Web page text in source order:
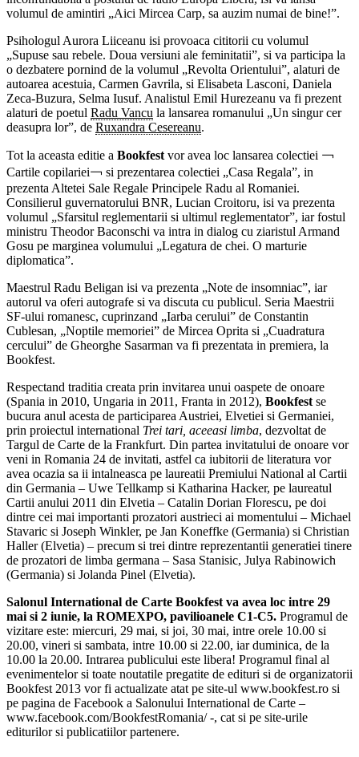
volumul de amintiri „Aici Mircea Carp, sa auzim numai de bine!”.
Psihologul Aurora Liiceanu isi provoaca cititorii cu volumul
„Supuse sau rebele. Doua versiuni ale feminitatii”, si va participa la
o dezbatere pornind de la volumul „Revolta Orientului”, alaturi de
autoarea acestuia, Carmen Gavrila, si Elisabeta Lasconi, Daniela
Zeca-Buzura, Selma Iusuf. Analistul Emil Hurezeanu va fi prezent
alaturi de poetul Radu Vancu la lansarea romanului „Un singur cer
deasupra lor”, de Ruxandra Cesereanu.
Tot la aceasta editie a Bookfest vor avea loc lansarea colectiei ￢
Cartile copilariei￢ si prezentarea colectiei „Casa Regala”, in
prezenta Altetei Sale Regale Principele Radu al Romaniei.
Consilierul guvernatorului BNR, Lucian Croitoru, isi va prezenta
volumul „Sfarsitul reglementarii si ultimul reglementator”, iar fostul
ministru Theodor Baconschi va intra in dialog cu ziaristul Armand
Gosu pe marginea volumului „Legatura de chei. O marturie
diplomatica”.
Maestrul Radu Beligan isi va prezenta „Note de insomniac”, iar
autorul va oferi autografe si va discuta cu publicul. Seria Maestrii
SF-ului romanesc, cuprinzand „Iarba cerului” de Constantin
Cublesan, „Noptile memoriei” de Mircea Oprita si „Cuadratura
cercului” de Gheorghe Sasarman va fi prezentata in premiera, la
Bookfest.
Respectand traditia creata prin invitarea unui oaspete de onoare
(Spania in 2010, Ungaria in 2011, Franta in 2012), Bookfest se
bucura anul acesta de participarea Austriei, Elvetiei si Germaniei,
prin proiectul international Trei tari, aceeasi limba, dezvoltat de
Targul de Carte de la Frankfurt. Din partea invitatului de onoare vor
veni in Romania 24 de invitati, astfel ca iubitorii de literatura vor
avea ocazia sa ii intalneasca pe laureatii Premiului National al Cartii
din Germania – Uwe Tellkamp si Katharina Hacker, pe laureatul
Cartii anului 2011 din Elvetia – Catalin Dorian Florescu, pe doi
dintre cei mai importanti prozatori austrieci ai momentului – Michael
Stavaric si Joseph Winkler, pe Jan Koneffke (Germania) si Christian
Haller (Elvetia) – precum si trei dintre reprezentantii generatiei tinere
de prozatori de limba germana – Sasa Stanisic, Julya Rabinowich
(Germania) si Jolanda Pinel (Elvetia).
Salonul International de Carte Bookfest va avea loc intre 29
mai si 2 iunie, la ROMEXPO, pavilioanele C1-C5. Programul de
vizitare este: miercuri, 29 mai, si joi, 30 mai, intre orele 10.00 si
20.00, vineri si sambata, intre 10.00 si 22.00, iar duminica, de la
10.00 la 20.00. Intrarea publicului este libera! Programul final al
evenimentelor si toate noutatile pregatite de edituri si de organizatorii
Bookfest 2013 vor fi actualizate atat pe site-ul www.bookfest.ro si
pe pagina de Facebook a Salonului International de Carte –
www.facebook.com/BookfestRomania/ -, cat si pe site-urile
editurilor si publicatiilor partenere.